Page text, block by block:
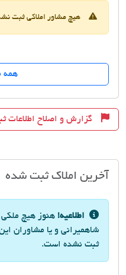
هیچ مشاور املاکی ثبت
همه
گزارش و اصلاح اطلاعات
آخرین املاک ثبت شده
اطلاعیه! هنوز هیچ
شاهمیرانی و یا مشاوران
ثبت نشده است.